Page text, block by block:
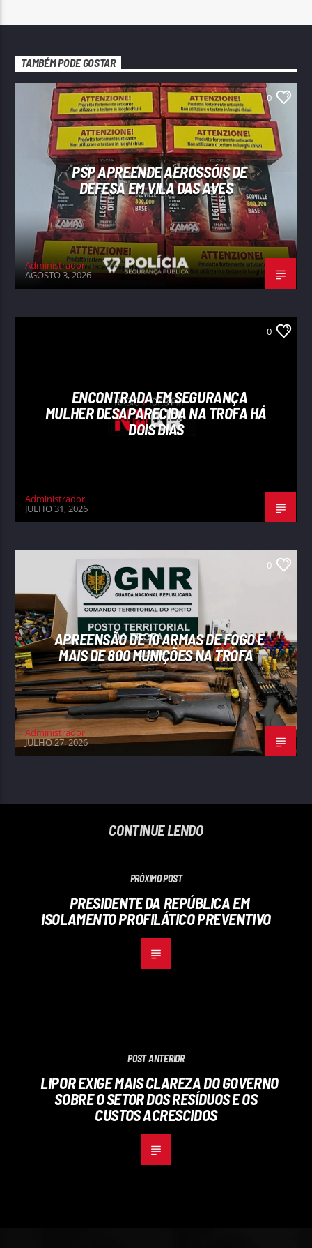
TAMBÉM PODE GOSTAR
0
PSP APREENDE AEROSSÓIS DE
DEFESA EM VILA DAS AVES
Administrador
AGOSTO 3, 2026
0
ENCONTRADA EM SEGURANÇA
MULHER DESAPARECIDA NA TROFA HÁ
DOIS DIAS
Administrador
JULHO 31, 2026
0
APREENSÃO DE 10 ARMAS DE FOGO E
MAIS DE 800 MUNIÇÕES NA TROFA
Administrador
JULHO 27, 2026
CONTINUE LENDO
PRÓXIMO POST
PRESIDENTE DA REPÚBLICA EM
ISOLAMENTO PROFILÁTICO PREVENTIVO
POST ANTERIOR
LIPOR EXIGE MAIS CLAREZA DO GOVERNO
SOBRE O SETOR DOS RESÍDUOS E OS
CUSTOS ACRESCIDOS